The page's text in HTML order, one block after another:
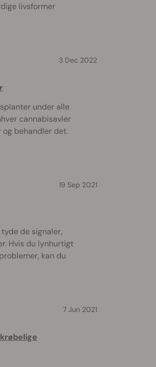
livsformer
3 Dec 2022
under alle
cannabisavler
behandler det.
19 Sep 2021
de signaler,
Hvis du lynhurtigt
kan du
7 Jun 2021